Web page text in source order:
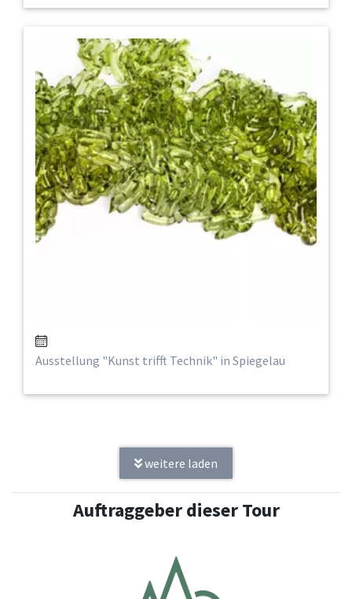
Ausstellung "Kunst trifft Technik" in Spiegelau
weitere laden
Auftraggeber dieser Tour